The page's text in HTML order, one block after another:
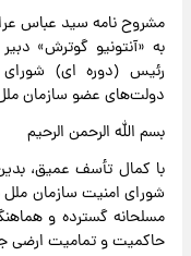
مشروح نامه سید عباس
به «آنتونیو گوترش»
رئیس (دوره ای)
دولت‌های عضو سازمان
بسم الله الرحمن الرحیم
با کمال تأسف عمیق،
شورای امنیت سازمان ملل
مسلحانه گسترده و
حاکمیت و تمامیت ارضی